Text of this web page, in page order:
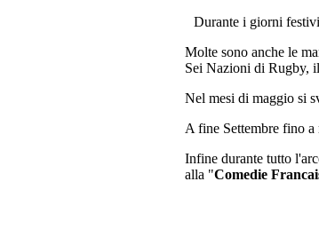
Durante i giorni
Molte sono anche le
Sei Nazioni di Rugby,
Nel mesi di maggio si
A fine Settembre fino
Infine durante tutto
alla "Comedie